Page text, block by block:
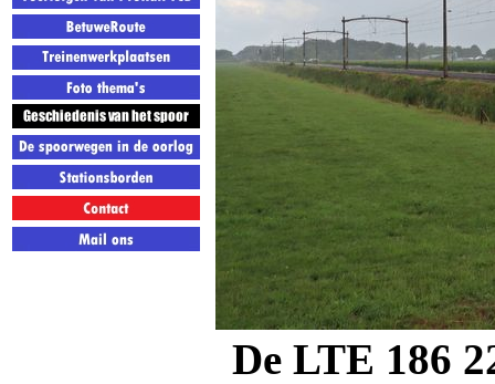
De LTE 186